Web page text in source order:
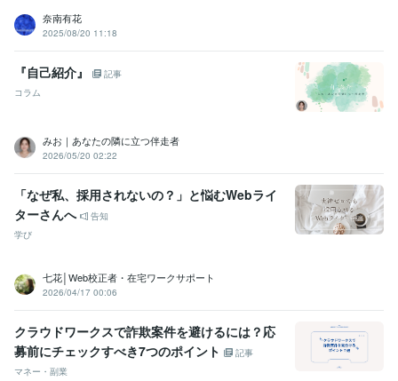
奈南有花
2025/08/20 11:18
『自己紹介』
記事
コラム
みお｜あなたの隣に立つ伴走者
2026/05/20 02:22
「なぜ私、採用されないの？」と悩むWebライ
ターさんへ
告知
学び
七花│Web校正者・在宅ワークサポート
2026/04/17 00:06
クラウドワークスで詐欺案件を避けるには？応
募前にチェックすべき7つのポイント
記事
マネー・副業